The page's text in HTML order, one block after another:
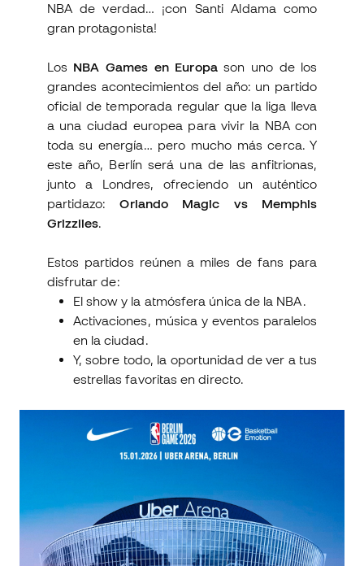
NBA de verdad… ¡con Santi Aldama como
gran protagonista!
Los NBA Games en Europason uno de los
grandes acontecimientos del año: un partido
oficial de temporada regular que la liga lleva
a una ciudad europea para vivir la NBA con
toda su energía… pero mucho más cerca. Y
este año, Berlín será una de las anfitrionas,
junto a Londres, ofreciendo un auténtico
partidazo:Orlando Magic vs Memphis
Grizzlies.
Estos partidos reúnen a miles de fans para
disfrutar de:
El show y la atmósfera única de la NBA.
Activaciones, música y eventos paralelos
en la ciudad.
Y, sobre todo, la oportunidad de ver a tus
estrellas favoritas en directo.